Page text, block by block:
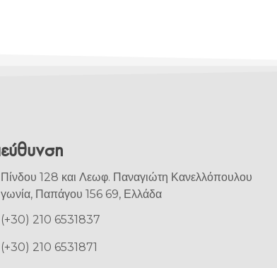
Πίνδου 128 και Λεωφ. Παναγιώτη Κανελλόπουλου
γωνία, Παπάγου 156 69, Ελλάδα
(+30) 210 6531837
(+30) 210 6531871